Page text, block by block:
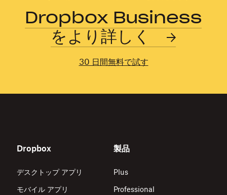
Dropbox Business
をより詳しく
30 日間無料で試す
Dropbox
デスクトップ アプリ
モバイル アプリ
製品
Plus
Professional